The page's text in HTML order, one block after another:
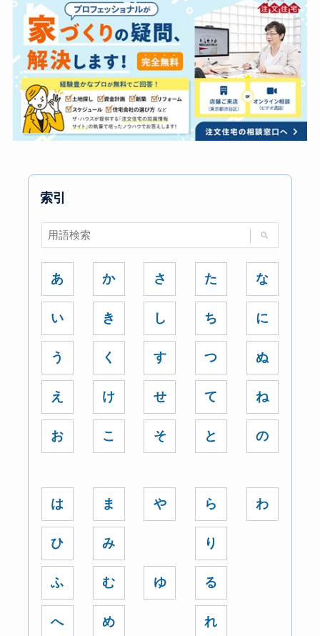
索引
あ
い
う
え
お
か
き
く
け
こ
さ
し
す
せ
そ
た
ち
つ
て
と
な
に
ぬ
ね
の
は
ひ
ふ
へ
ま
み
む
め
や
ゆ
ら
り
る
れ
わ